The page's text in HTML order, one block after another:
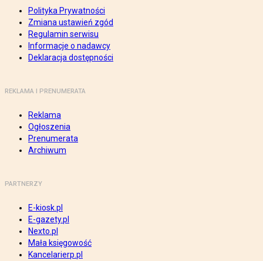
Polityka Prywatności
Zmiana ustawień zgód
Regulamin serwisu
Informacje o nadawcy
Deklaracja dostępności
REKLAMA I PRENUMERATA
Reklama
Ogłoszenia
Prenumerata
Archiwum
PARTNERZY
E-kiosk.pl
E-gazety.pl
Nexto.pl
Mała księgowość
Kancelarierp.pl